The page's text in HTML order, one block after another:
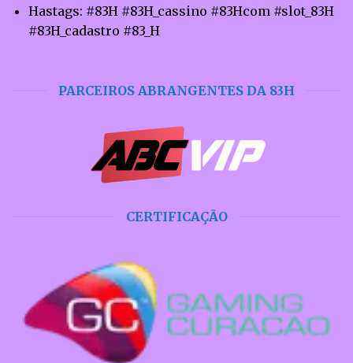
Hastags: #83H #83H_cassino #83Hcom #slot_83H
#83H_cadastro #83_H
PARCEIROS ABRANGENTES DA 83H
CERTIFICAÇÃO